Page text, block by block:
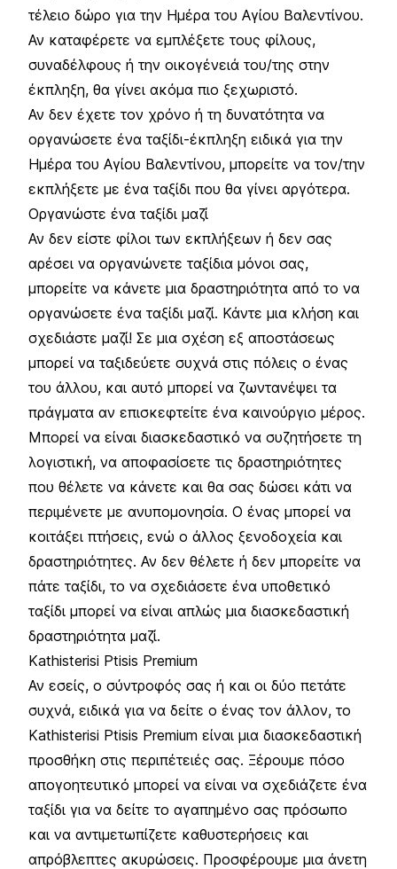
τέλειο δώρο για την Ημέρα του Αγίου Βαλεντίνου.
Αν καταφέρετε να εμπλέξετε τους φίλους,
συναδέλφους ή την οικογένειά του/της στην
έκπληξη, θα γίνει ακόμα πιο ξεχωριστό.
Αν δεν έχετε τον χρόνο ή τη δυνατότητα να
οργανώσετε ένα ταξίδι-έκπληξη ειδικά για την
Ημέρα του Αγίου Βαλεντίνου, μπορείτε να τον/την
εκπλήξετε με ένα ταξίδι που θα γίνει αργότερα.
Οργανώστε ένα ταξίδι μαζί
Αν δεν είστε φίλοι των εκπλήξεων ή δεν σας
αρέσει να οργανώνετε ταξίδια μόνοι σας,
μπορείτε να κάνετε μια δραστηριότητα από το να
οργανώσετε ένα ταξίδι μαζί. Κάντε μια κλήση και
σχεδιάστε μαζί! Σε μια σχέση εξ αποστάσεως
μπορεί να ταξιδεύετε συχνά στις πόλεις ο ένας
του άλλου, και αυτό μπορεί να ζωντανέψει τα
πράγματα αν επισκεφτείτε ένα καινούργιο μέρος.
Μπορεί να είναι διασκεδαστικό να συζητήσετε τη
λογιστική, να αποφασίσετε τις δραστηριότητες
που θέλετε να κάνετε και θα σας δώσει κάτι να
περιμένετε με ανυπομονησία. Ο ένας μπορεί να
κοιτάξει πτήσεις, ενώ ο άλλος ξενοδοχεία και
δραστηριότητες. Αν δεν θέλετε ή δεν μπορείτε να
πάτε ταξίδι, το να σχεδιάσετε ένα υποθετικό
ταξίδι μπορεί να είναι απλώς μια διασκεδαστική
δραστηριότητα μαζί.
Kathisterisi Ptisis Premium
Αν εσείς, ο σύντροφός σας ή και οι δύο πετάτε
συχνά, ειδικά για να δείτε ο ένας τον άλλον, το
Kathisterisi Ptisis Premium είναι μια διασκεδαστική
προσθήκη στις περιπέτειές σας. Ξέρουμε πόσο
απογοητευτικό μπορεί να είναι να σχεδιάζετε ένα
ταξίδι για να δείτε το αγαπημένο σας πρόσωπο
και να αντιμετωπίζετε καθυστερήσεις και
απρόβλεπτες ακυρώσεις. Προσφέρουμε μια άνετη